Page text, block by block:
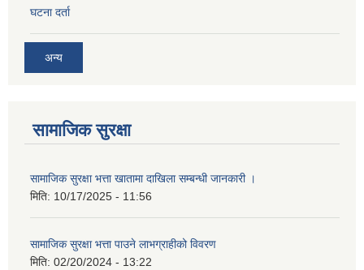
घटना दर्ता
अन्य
सामाजिक सुरक्षा
सामाजिक सुरक्षा भत्ता खातामा दाखिला सम्बन्धी जानकारी ।
मिति: 10/17/2025 - 11:56
सामाजिक सुरक्षा भत्ता पाउने लाभग्राहीको विवरण
मिति: 02/20/2024 - 13:22